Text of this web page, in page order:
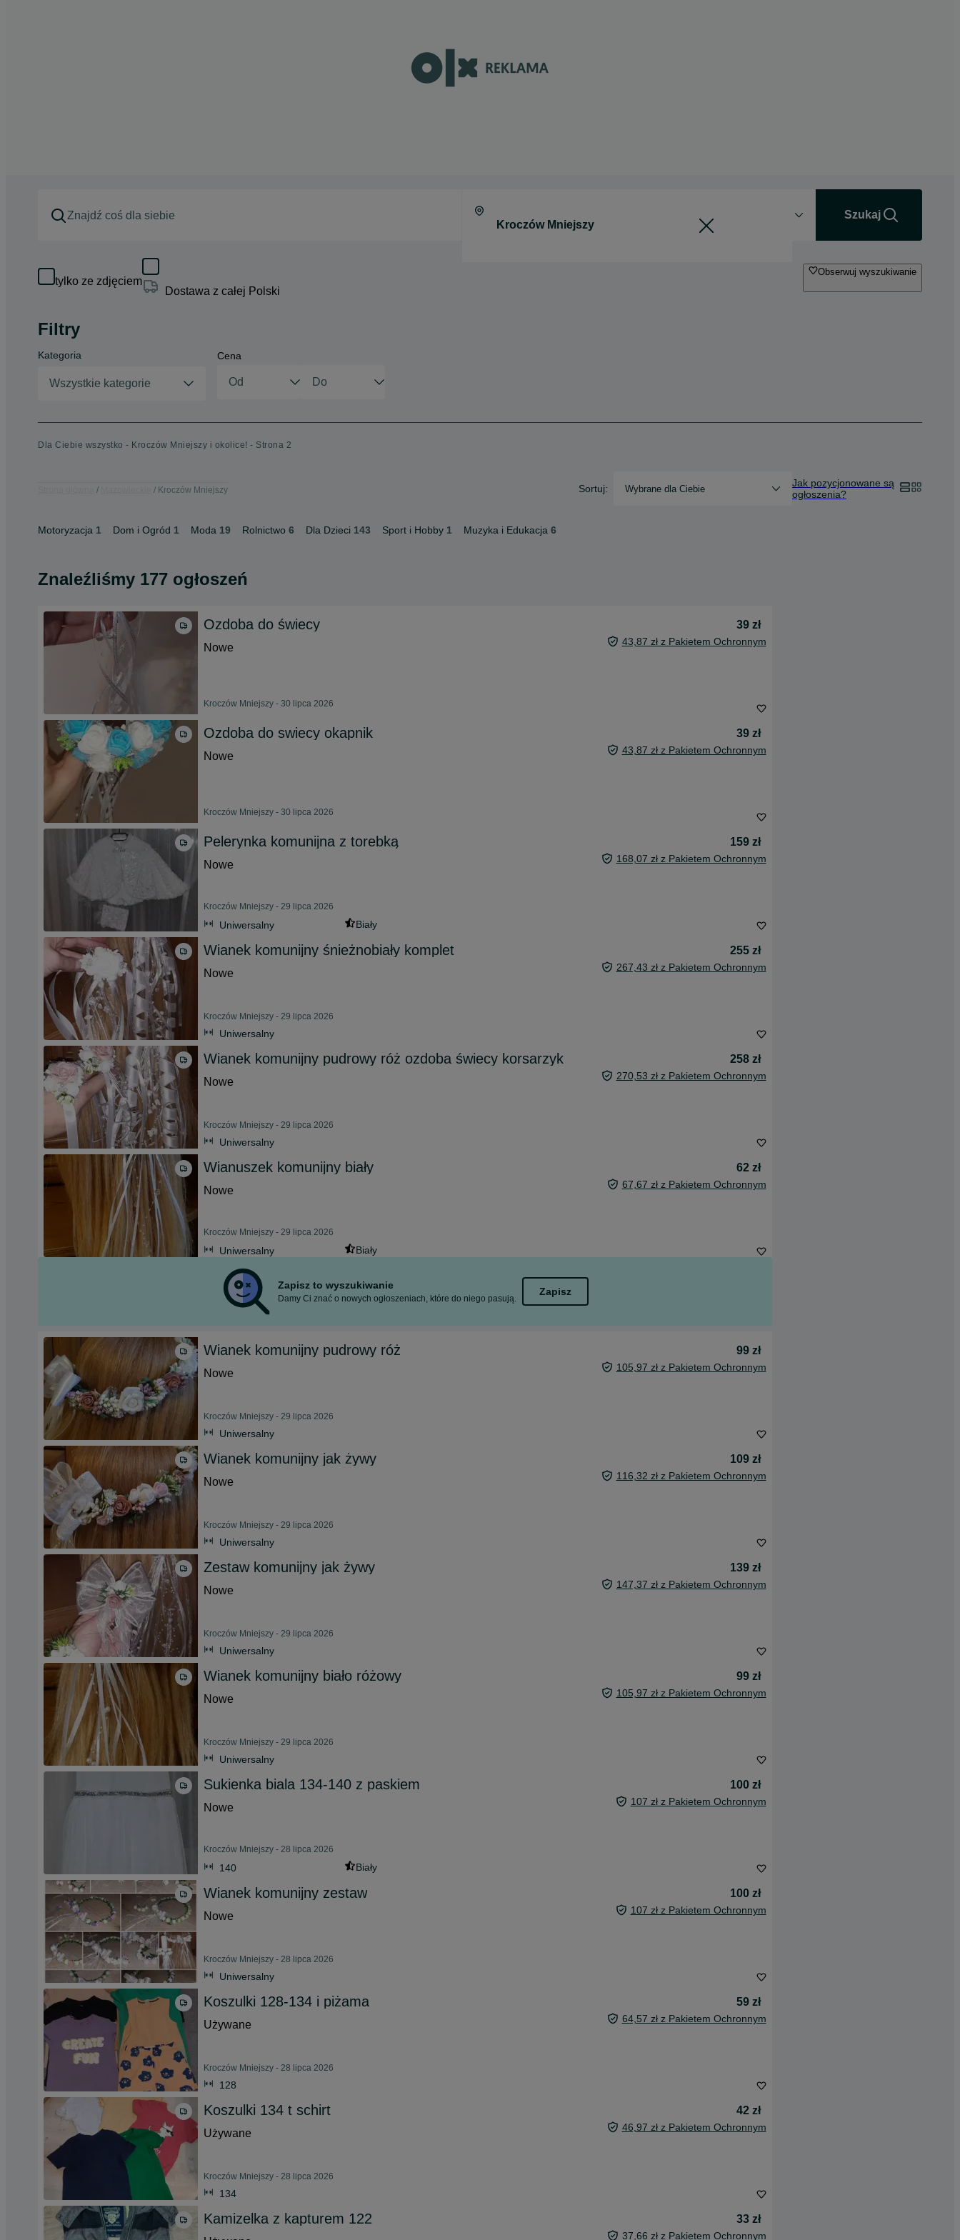
Szukaj
tylko ze zdjęciem
Dostawa z całej Polski
Obserwuj wyszukiwanie
Filtry
Kategoria
Wszystkie kategorie
Cena
Dla Ciebie wszystko - Kroczów Mniejszy i okolice! - Strona 2
Kroczów Mniejszy Sortuj: Wybrane dla Ciebie
Jak pozycjonowane są
ogłoszenia?
Motoryzacja 1 Dom i Ogród 1 Moda 19 Rolnictwo 6 Dla Dzieci 143 Sport i Hobby 1 Muzyka i Edukacja 6
Znaleźliśmy 177 ogłoszeń
Ozdoba do świecy
39 zł
Nowe
43,87 zł z Pakietem Ochronnym
Kroczów Mniejszy - 30 lipca 2026
Ozdoba do swiecy okapnik
39 zł
Nowe
43,87 zł z Pakietem Ochronnym
Kroczów Mniejszy - 30 lipca 2026
Pelerynka komunijna z torebką
159 zł
Nowe
168,07 zł z Pakietem Ochronnym
Kroczów Mniejszy - 29 lipca 2026
Uniwersalny Biały
Wianek komunijny śnieżnobiały komplet
255 zł
Nowe
267,43 zł z Pakietem Ochronnym
Kroczów Mniejszy - 29 lipca 2026
Uniwersalny
Wianek komunijny pudrowy róż ozdoba świecy korsarzyk
258 zł
Nowe
270,53 zł z Pakietem Ochronnym
Kroczów Mniejszy - 29 lipca 2026
Uniwersalny
Wianuszek komunijny biały
62 zł
Nowe
67,67 zł z Pakietem Ochronnym
Kroczów Mniejszy - 29 lipca 2026
Uniwersalny Biały
Zapisz to wyszukiwanie
Damy Ci znać o nowych ogłoszeniach, które do niego pasują.
Zapisz
Wianek komunijny pudrowy róż
99 zł
Nowe
105,97 zł z Pakietem Ochronnym
Kroczów Mniejszy - 29 lipca 2026
Uniwersalny
Wianek komunijny jak żywy
109 zł
Nowe
116,32 zł z Pakietem Ochronnym
Kroczów Mniejszy - 29 lipca 2026
Uniwersalny
Zestaw komunijny jak żywy
139 zł
Nowe
147,37 zł z Pakietem Ochronnym
Kroczów Mniejszy - 29 lipca 2026
Uniwersalny
Wianek komunijny biało różowy
99 zł
Nowe
105,97 zł z Pakietem Ochronnym
Kroczów Mniejszy - 29 lipca 2026
Uniwersalny
Sukienka biala 134-140 z paskiem
100 zł
Nowe
107 zł z Pakietem Ochronnym
Kroczów Mniejszy - 28 lipca 2026
140 Biały
Wianek komunijny zestaw
100 zł
Nowe
107 zł z Pakietem Ochronnym
Kroczów Mniejszy - 28 lipca 2026
Uniwersalny
Koszulki 128-134 i piżama
59 zł
Używane
64,57 zł z Pakietem Ochronnym
Kroczów Mniejszy - 28 lipca 2026
128
Koszulki 134 t schirt
42 zł
Używane
46,97 zł z Pakietem Ochronnym
Kroczów Mniejszy - 28 lipca 2026
134
Kamizelka z kapturem 122
33 zł
37,66 zł z Pakietem Ochronnym